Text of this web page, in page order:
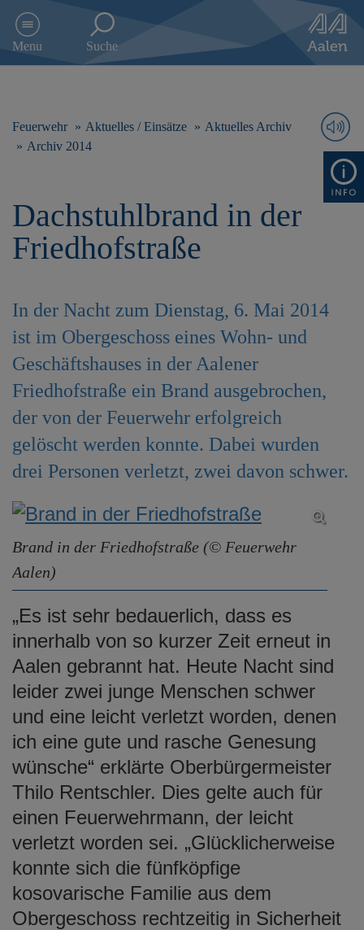
e
n
Menu Suche
Feuerwehr Aktuelles / Einsätze
Aktuelles Archiv
Archiv 2014
Dachstuhlbrand in der
Friedhofstraße
In der Nacht zum Dienstag, 6. Mai 2014
ist im Obergeschoss eines Wohn- und
Geschäftshauses in der Aalener
Friedhofstraße ein Brand ausgebrochen,
der von der Feuerwehr erfolgreich
gelöscht werden konnte. Dabei wurden
drei Personen verletzt, zwei davon schwer.
Brand in der Friedhofstraße (© Feuerwehr
Aalen)
„Es ist sehr bedauerlich, dass es
innerhalb von so kurzer Zeit erneut in
Aalen gebrannt hat. Heute Nacht sind
leider zwei junge Menschen schwer
und eine leicht verletzt worden, denen
ich eine gute und rasche Genesung
wünsche“ erklärte Oberbürgermeister
Thilo Rentschler. Dies gelte auch für
einen Feuerwehrmann, der leicht
verletzt worden sei. „Glücklicherweise
konnte sich die fünfköpfige
kosovarische Familie aus dem
Obergeschoss rechtzeitig in Sicherheit